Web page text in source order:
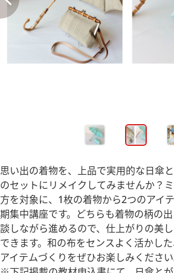
思い出の着物を、上品で実用的な日傘
のセットにリメイクしてみませんか？
方を対象に、1枚の着物から2つのアイ
期集中講座です。どちらも着物の柄の
談しながら進めるので、仕上がりの美
できます。和の布をセンスよく活かし
アイテムづくりをぜひお楽しみください